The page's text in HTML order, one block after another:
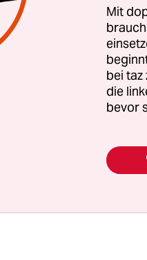
wie: Ist der Anfang
– oder schon
Gibt es eine
unserer
und unsere
Mit
bei taz
die
bevor